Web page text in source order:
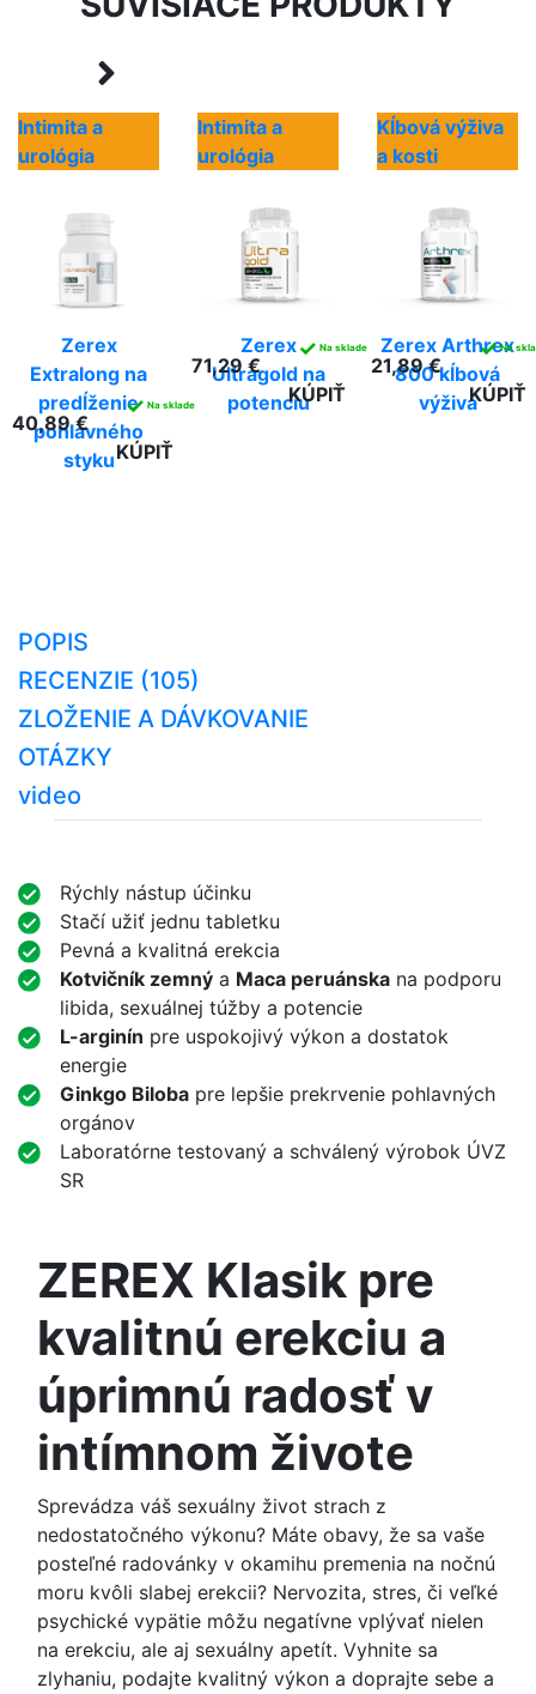
Intimita a
urológia
Zerex
Extralong na
predĺženie
pohlavného
styku
40,89 €
✓ Na sklade
KÚPIŤ
Intimita a
urológia
Zerex
Ultragold na
potenciu
71,29 €
✓ Na sklade
KÚPIŤ
Kĺbová výživa
a kosti
Zerex Arthrex
800 kĺbová
výživa
21,89 €
✓ Na
KÚPIŤ
POPIS
RECENZIE (105)
ZLOŽENIE A DÁVKOVANIE
OTÁZKY
video
Rýchly nástup účinku
Stačí užiť jednu tabletku
Pevná a kvalitná erekcia
Kotvičník zemný a Maca peruánska na podporu
libida, sexuálnej túžby a potencie
L-arginín pre uspokojivý výkon a dostatok
energie
Ginkgo Biloba pre lepšie prekrvenie pohlavných
orgánov
Laboratórne testovaný a schválený výrobok ÚVZ
SR
ZEREX Klasik pre
kvalitnú erekciu a
úprimnú radosť v
intímnom živote
Sprevádza váš sexuálny život strach z
nedostatočného výkonu? Máte obavy, že sa vaše
posteľné radovánky v okamihu premenia na nočnú
moru kvôli slabej erekcii? Nervozita, stres, či veľké
psychické vypätie môžu negatívne vplývať nielen
na erekciu, ale aj sexuálny apetít. Vyhnite sa
zlyhaniu, podajte kvalitný výkon a doprajte sebe a